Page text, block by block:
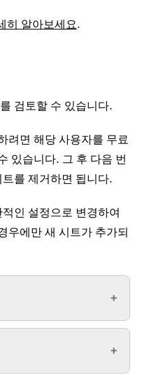
히 알아보세요.
검토할 수 있습니다.
려면 해당 사용자를 무료
있습니다. 그 후 다음 번
를 제거하면 됩니다.
인 설정으로 변경하여
우에만 새 시트가 추가되